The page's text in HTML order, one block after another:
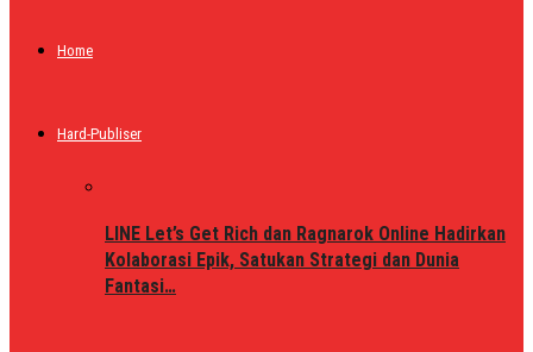
Home
Hard-Publiser
LINE Let’s Get Rich dan Ragnarok Online Hadirkan
Kolaborasi Epik, Satukan Strategi dan Dunia
Fantasi…